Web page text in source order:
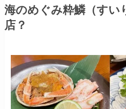
海のめぐみ粋鱗（すい
店？